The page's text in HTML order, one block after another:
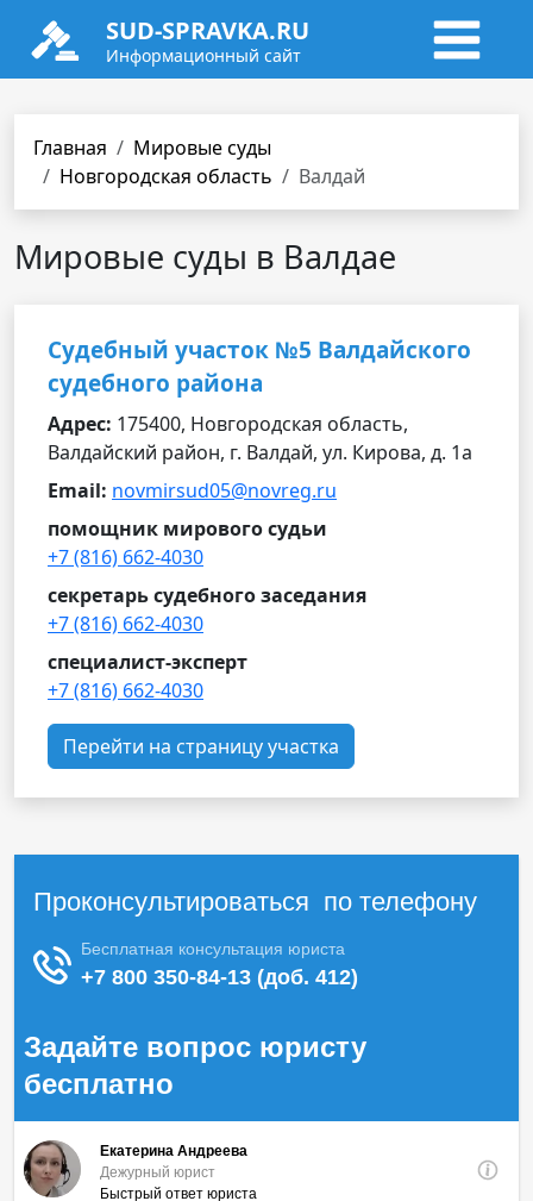
SUD-SPRAVKA.RU
Информационный сайт
Главная
Мировые суды
Новгородская область
Валдай
Мировые суды в Валдае
Судебный участок №5 Валдайского
судебного района
Адрес: 175400, Новгородская область,
Валдайский район, г. Валдай, ул. Кирова, д. 1а
Email: novmirsud05@novreg.ru
помощник мирового судьи
+7 (816) 662-4030
секретарь судебного заседания
+7 (816) 662-4030
специалист-эксперт
+7 (816) 662-4030
Перейти на страницу участка